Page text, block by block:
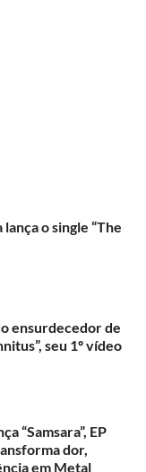
o single “The
ensurdecedor de
seu 1º vídeo
“Samsara”, EP
dor,
em Metal